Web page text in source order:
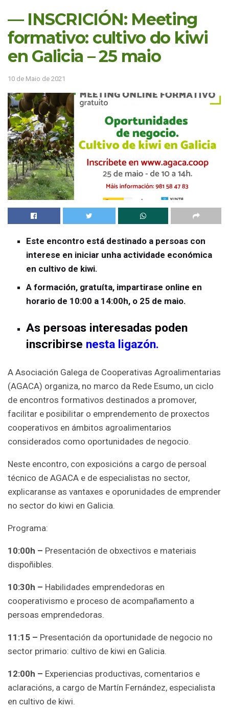
— INSCRICIÓN: Meeting
formativo: cultivo do kiwi
en Galicia – 25 maio
10 de Maio de 2021
Este encontro está destinado a persoas con
interese en iniciar unha actividade económica
en cultivo de kiwi.
A formación, gratuíta, impartirase online en
horario de 10:00 a 14:00h, o 25 de maio.
As persoas interesadas poden
inscribirse nesta ligazón.
A Asociación Galega de Cooperativas Agroalimentarias
(AGACA) organiza, no marco da Rede Esumo, un ciclo
de encontros formativos destinados a promover,
facilitar e posibilitar o emprendemento de proxectos
cooperativos en ámbitos agroalimentarios
considerados como oportunidades de negocio.
Neste encontro, con exposicións a cargo de persoal
técnico de AGACA e de especialistas no sector,
explicaranse as vantaxes e oporunidades de emprender
no sector do kiwi en Galicia.
Programa:
10:00h – Presentación de obxectivos e materiais
dispoñibles.
10:30h – Habilidades emprendedoras en
cooperativismo e proceso de acompañamento a
persoas emprendedoras.
11:15 – Presentación da oportunidade de negocio no
sector primario: cultivo de kiwi en Galicia.
12:00h – Experiencias productivas, comentarios e
aclaracións, a cargo de Martín Fernández, especialista
en cultivo de kiwi.